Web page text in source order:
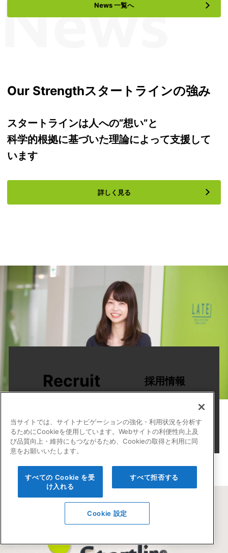
News 一覧へ
Our Strengthスタートラインの強み
スタートラインは人への”想い”と
科学的根拠に基づいた理論によって支援して
います
詳しく見る
Recruit 採用情報
詳しく見る
当サイトでは、サイトナビゲーションの強化・利用状況を分析す
るためにCookieを使用しています。Webサイトの利便性向上及
び品質向上・維持にもつながるため、Cookieの取得と利用に同
意をお願いいたします。
すべての Cookie を受
け入れる
すべて拒否する
Cookie 設定